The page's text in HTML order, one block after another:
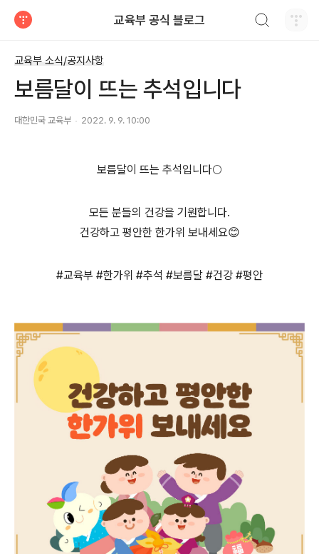
교육부 공식 블로그
교육부 소식/공지사항
보름달이 뜨는 추석입니다
대한민국 교육부 2022. 9. 9. 10:00
보름달이 뜨는 추석입니다🌕
모든 분들의 건강을 기원합니다.
건강하고 평안한 한가위 보내세요😊
#교육부 #한가위 #추석 #보름달 #건강 #평안